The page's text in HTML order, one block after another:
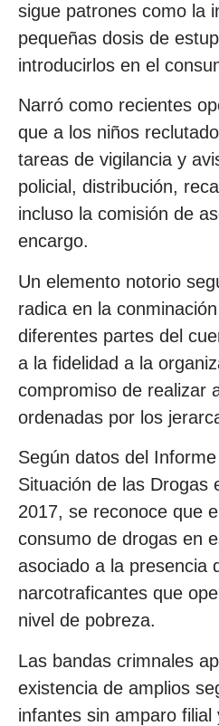
sigue patrones como la
pequeñas dosis de
introducirlos en el
Narró como recientes
que a los niños
tareas de vigilancia y
policial, distribución,
incluso la comisión de
encargo.
Un elemento notorio
radica en la
diferentes partes del
a la fidelidad a la
compromiso de realizar
ordenadas por los
Según datos del
Situación de las Drogas
2017, se reconoce que
consumo de drogas en
asociado a la presencia
narcotraficantes que
nivel de pobreza.
Las bandas crimnales
existencia de amplios
infantes sin amparo filial